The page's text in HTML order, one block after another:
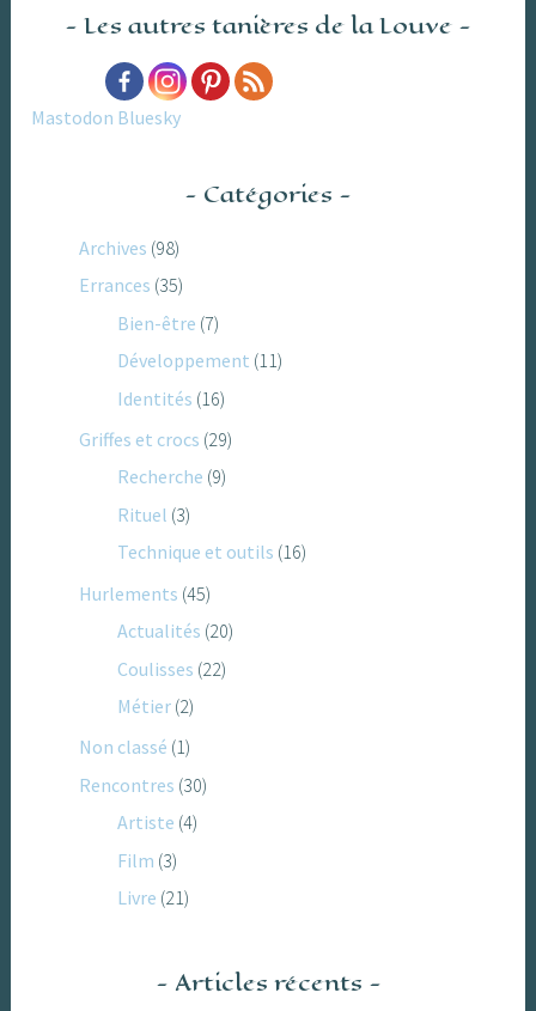
Les autres tanières de la Louve
Mastodon Bluesky
Catégories
Archives (98)
Errances (35)
Bien-être (7)
Développement (11)
Identités (16)
Griffes et crocs (29)
Recherche (9)
Rituel (3)
Technique et outils (16)
Hurlements (45)
Actualités (20)
Coulisses (22)
Métier (2)
Non classé (1)
Rencontres (30)
Artiste (4)
Film (3)
Livre (21)
Articles récents